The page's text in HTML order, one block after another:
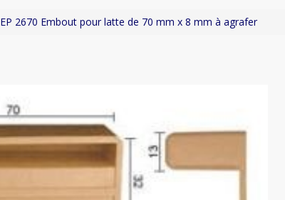
EP 2670 Embout pour latte de 70 mm x 8 mm à agrafer